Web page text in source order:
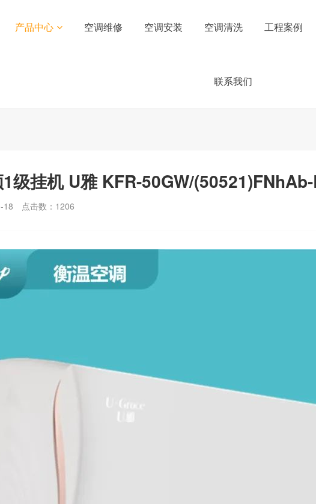
产品中心 空调维修 空调安装 空调清洗 工程案例
联系我们
级挂机 U雅 KFR-50GW/
18 点击数： 1206